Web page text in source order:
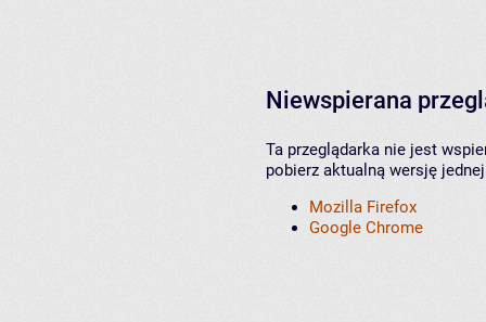
Niewspierana
Ta przeglądarka nie jest
pobierz aktualną wersję
Mozilla Firefox
Google Chrome